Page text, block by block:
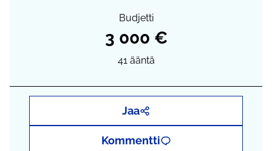
Budjetti
3 000 €
41 ääntä
Jaa
Kommentti